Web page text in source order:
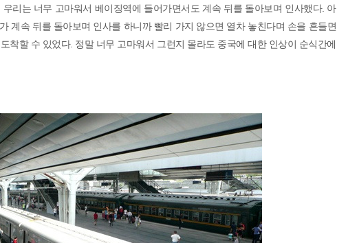
리는 너무 고마워서 베이징역에 들어가면서도 계속 뒤를 돌아보며 인사했다. 아
계속 뒤를 돌아보며 인사를 하니까 빨리 가지 않으면 열차 놓친다며 손을 흔들면
착할 수 있었다. 정말 너무 고마워서 그런지 몰라도 중국에 대한 인상이 순식간에